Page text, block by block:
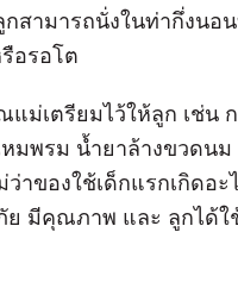
สามารถนั่งในท่ากึ่งนอ
อรอโต
ม่เตรียมไว้ให้ลูก เช่น
หมพรม น้ำยาล้างขวดน
าของใช้เด็กแรกเกิดอ
ย มีคุณภาพ และ ลูกได้ใ